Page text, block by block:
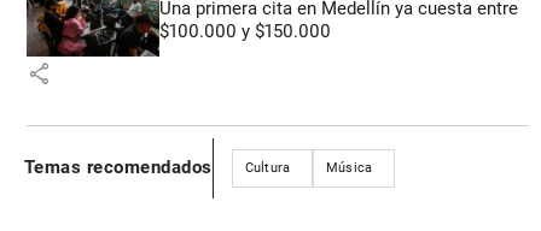
Una primera cita en Medellín ya cuesta entre
$100.000 y $150.000
share
Temas recomendados Cultura Música